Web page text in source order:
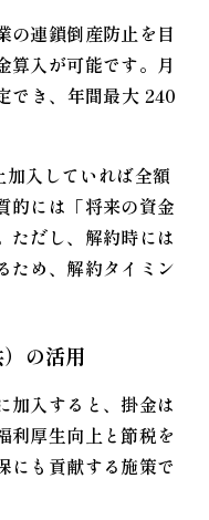
の連鎖倒産防止を目
算入が可能です。月
でき、年間最大 240
入していれば全額
的には「将来の資金
ただし、解約時には
ため、解約タイミン
の活用
加入すると、掛金は
利厚生向上と節税を
にも貢献する施策で